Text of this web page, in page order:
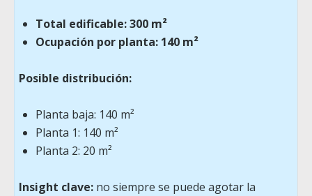
Total edificable: 300 m²
Ocupación por planta: 140 m²
Posible distribución:
Planta baja: 140 m²
Planta 1: 140 m²
Planta 2: 20 m²
Insight clave: no siempre se puede agotar la